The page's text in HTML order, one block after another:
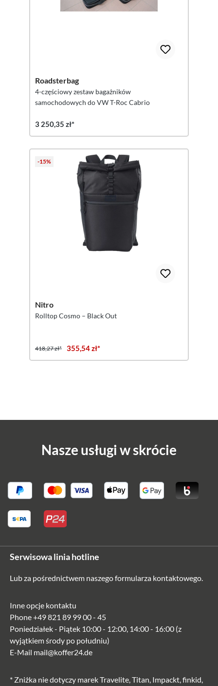
Roadsterbag
4-częściowy zestaw bagażników
samochodowych do VW T-Roc Cabrio
3 250,35 zł*
-15%
Nitro
Rolltop Cosmo – Black Out
418,27 zł* 355,54 zł*
Nasze usługi w skrócie
Serwisowa linia hotline
Lub za pośrednictwem naszegoformularza kontaktowego.
Inne opcje kontaktu
Phone+49 821 89 99 00 - 45
Poniedziałek - Piątek 10:00 - 12:00, 14:00 - 16:00 (z
wyjątkiem środy po południu)
E-Mail mail@koffer24.de
* Zniżka nie dotyczy marek Travelite, Titan, Impackt, finkid,